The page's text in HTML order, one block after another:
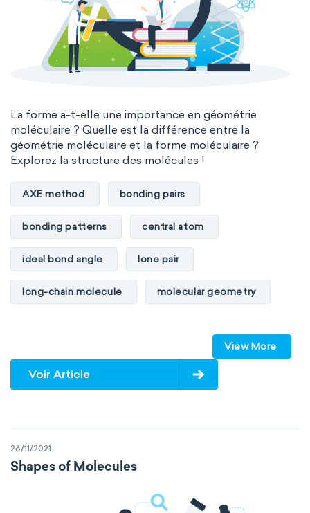
La forme a-t-elle une importance en géométrie
moléculaire ? Quelle est la différence entre la
géométrie moléculaire et la forme moléculaire ?
Explorez la structure des molécules !
AXE method bonding pairs
bonding patterns central atom
ideal bond angle lone pair
long-chain molecule molecular geometry
multiple central atoms non-polar
physical properties polarity
VSEPR
View More
Voir Article
26/11/2021
Shapes of Molecules